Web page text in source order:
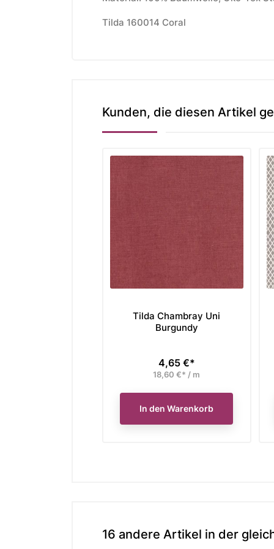
Tilda 160014 Coral
Kunden, die diesen Artikel
Tilda Chambray Uni
Burgundy
Preis
4,65 €*
18,60 €* / m
In den Warenkorb
16 andere Artikel in der